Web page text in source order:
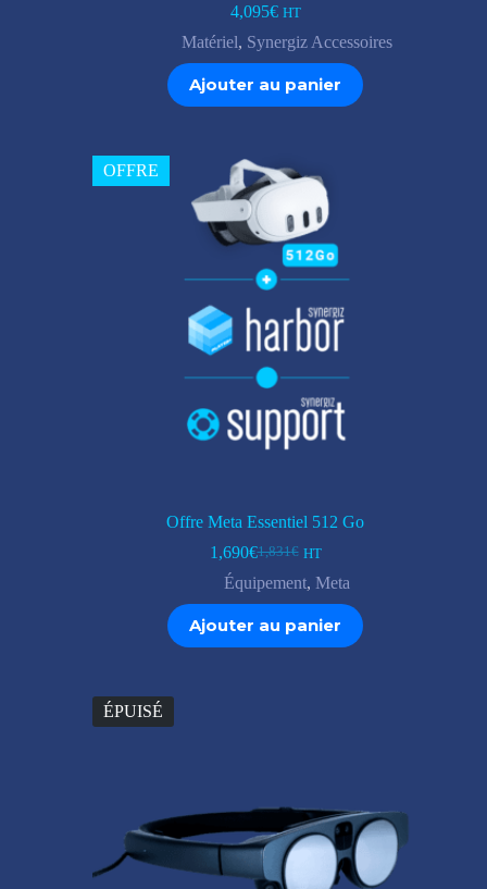
4,095€ HT
Matériel, Synergiz Accessoires
Ajouter au panier
OFFRE
Offre Meta Essentiel 512 Go
1,831€
Le
prix
était :
1,831€.
1,690€Le
prix
est :
1,690€.
HT
Équipement, Meta
Ajouter au panier
ÉPUISÉ